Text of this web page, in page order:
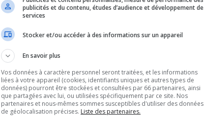
publicités et du contenu, études d’audience et développement de
services
Stocker et/ou accéder à des informations sur un appareil
En savoir plus
Vos données à caractère personnel seront traitées, et les informations
liées à votre appareil (cookies, identifiants uniques et autres types de
données) pourront être stockées et consultées par 66 partenaires, ainsi
que partagées avec lui, ou utilisées spécifiquement par ce site. Nos
partenaires et nous-mêmes sommes susceptibles d'utiliser des données
de géolocalisation précises. Liste des partenaires.